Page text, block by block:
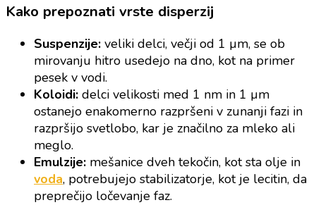
Kako prepoznati vrste disperzij
Suspenzije: veliki delci, večji od 1 µm, se ob
mirovanju hitro usedejo na dno, kot na primer
pesek v vodi.
Koloidi: delci velikosti med 1 nm in 1 µm
ostanejo enakomerno razpršeni v zunanji fazi in
razpršijo svetlobo, kar je značilno za mleko ali
meglo.
Emulzije: mešanice dveh tekočin, kot sta olje in
voda, potrebujejo stabilizatorje, kot je lecitin, da
preprečijo ločevanje faz.